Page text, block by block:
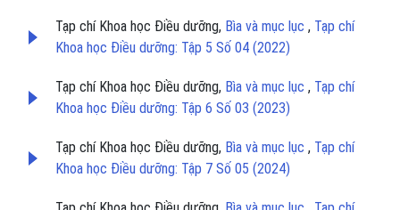
Tạp chí Khoa học Điều dưỡng, Bìa và mục lục , Tạp chí
Khoa học Điều dưỡng: Tập 5 Số 04 (2022)
Tạp chí Khoa học Điều dưỡng, Bìa và mục lục , Tạp chí
Khoa học Điều dưỡng: Tập 6 Số 03 (2023)
Tạp chí Khoa học Điều dưỡng, Bìa và mục lục , Tạp chí
Khoa học Điều dưỡng: Tập 7 Số 05 (2024)